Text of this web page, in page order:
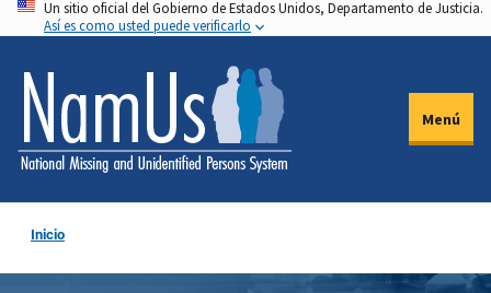
Pasar
al
contenido
principal
Un sitio oficial del Gobierno de Estados Unidos, Departamento de Justicia.
Así es como usted puede verificarlo
Menú
Inicio